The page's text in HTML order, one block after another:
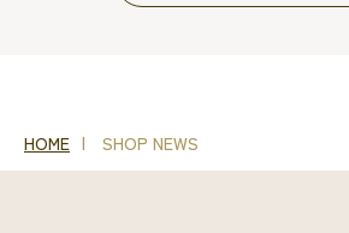
HOME SHOP NEWS